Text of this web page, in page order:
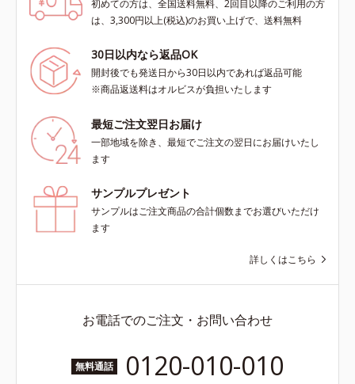
初めての方は、全国送料無料、2回目以降のご利用の方
は、3,300円以上(税込)のお買い上げで、送料無料
30日以内なら返品OK
開封後でも発送日から30日以内であれば返品可能
※商品返送料はオルビスが負担いたします
最短ご注文翌日お届け
一部地域を除き、最短でご注文の翌日にお届けいたし
ます
サンプルプレゼント
サンプルはご注文商品の合計個数までお選びいただけ
ます
詳しくはこちら
お電話でのご注文・お問い合わせ
無料通話 0120-010-010